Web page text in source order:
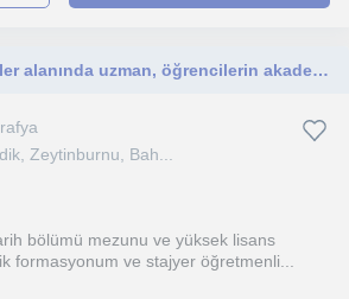
Tarih ve sosyal bilgiler alanında uzman, öğrencilerin akademik başarısını ve merakını destekleyen dinamik bir eğitmenim
Zeytinburnu, Bah...
bölümü mezunu ve yüksek lisans
formasyonum ve stajyer öğretmenli...